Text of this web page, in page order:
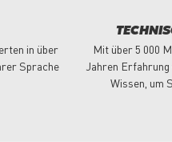
in über
Sprache
Mit über 5 000
Jahren
Wissen, um